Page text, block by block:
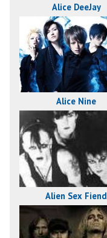
Alice DeeJay
Alice Nine
Alien Sex Fiend